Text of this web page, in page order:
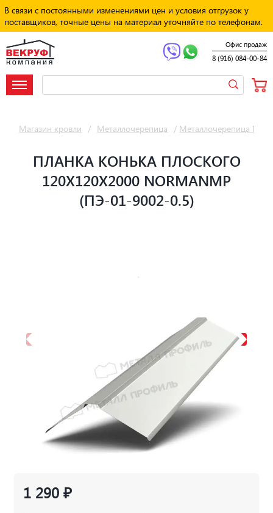
В связи с постоянными изменениями цен и условия отгрузок у
поставщиков, точные цены на материал уточняйте по телефонам.
Офис продаж
8 (916) 084-00-84
Магазин кровли / Металлочерепица / Металлочерепица
ПЛАНКА КОНЬКА ПЛОСКОГО
120Х120Х2000 NORMANMP
(ПЭ-01-9002-0.5)
1 290 ₽